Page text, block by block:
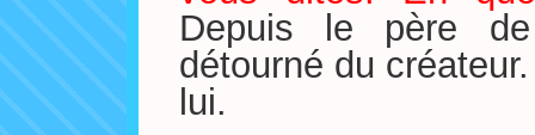
Depuis le père de
détourné du
lui.